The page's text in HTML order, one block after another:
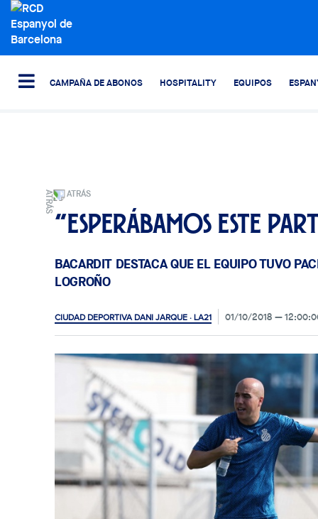
CAMPAÑA DE ABONOS HOSPITALITY EQUIPOS
ATRÁS
“Esperábamos este
BACARDIT DESTACA QUE EL EQUIPO TUVO
LOGROÑO
CIUDAD DEPORTIVA DANI JARQUE · LA21 01/10/2018